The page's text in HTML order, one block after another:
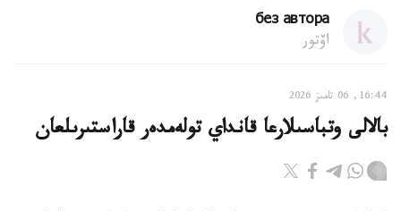
без автора
اۆتور
16:44, 06 تامىز 2026
بالالى وتباسىلارعا قانداي تولەمدەر قاراستىرىلعان